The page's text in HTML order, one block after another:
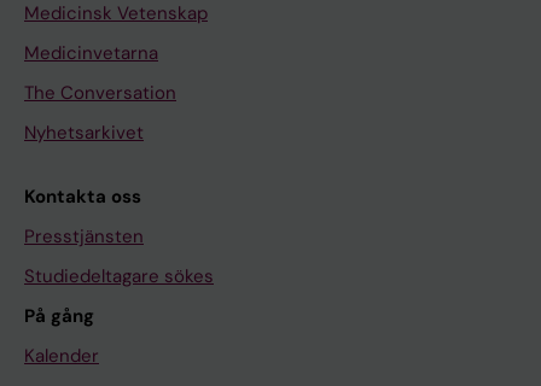
Medicinsk Vetenskap
Medicinvetarna
The Conversation
Nyhetsarkivet
Kontakta oss
Presstjänsten
Studiedeltagare sökes
På gång
Kalender